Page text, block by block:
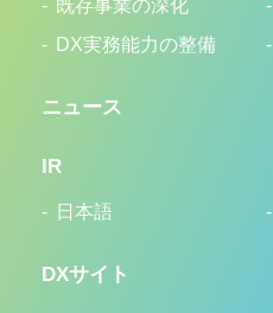
既存事業の深化
DX実務能力の整備
ニュース
IR
日本語
DXサイト